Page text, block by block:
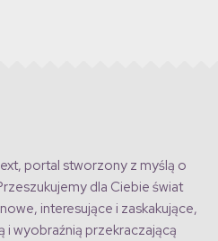
portal stworzony z myślą o
dla Ciebie świat
interesujące i zaskakujące,
wyobraźnią przekraczającą